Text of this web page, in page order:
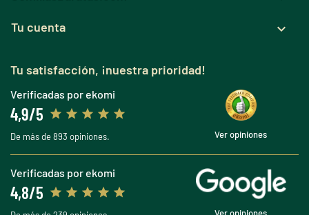
Tu cuenta 
Tu satisfacción, ¡nuestra prioridad!
Verificadas por ekomi
4,9/5
De más de 893 opiniones. Ver opiniones
Verificadas por ekomi
4,8/5